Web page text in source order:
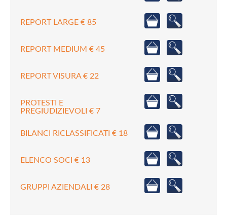
REPORT LARGE € 85
REPORT MEDIUM € 45
REPORT VISURA € 22
PROTESTI E
PREGIUDIZIEVOLI € 7
BILANCI RICLASSIFICATI € 18
ELENCO SOCI € 13
GRUPPI AZIENDALI € 28